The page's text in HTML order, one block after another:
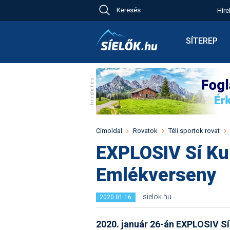
Keresés
SÍTEREP
Síbérletárak
Toplista
Időjárás
Havazás
Webkamerák
Fotók
Címoldal Rovatok Téli sportok rovat
EXPLOSIV Sí
Emlékverseny
2020.01.16. sielok.hu
2020. január 26-án EXPLOSIV